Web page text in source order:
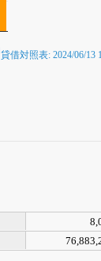
貸借対照表: 2024/06/13